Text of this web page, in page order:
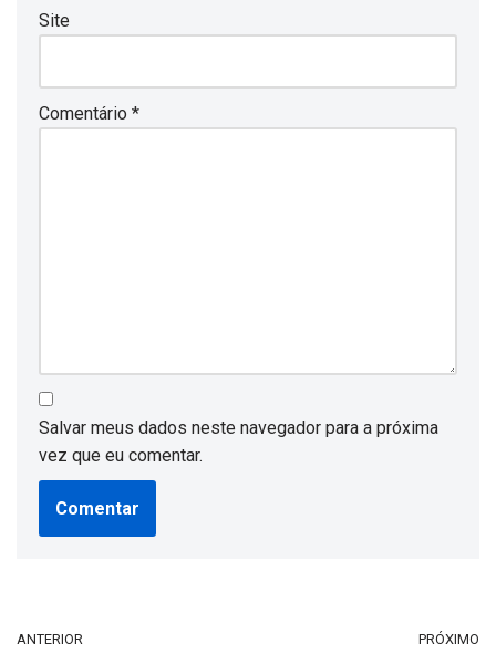
Site
Comentário *
Salvar meus dados neste navegador para a próxima
vez que eu comentar.
ANTERIOR PRÓXIMO